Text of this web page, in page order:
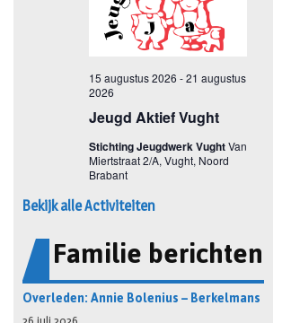
Bekijk alle Activiteiten
Familie berichten
Overleden: Annie Bolenius – Berkelmans